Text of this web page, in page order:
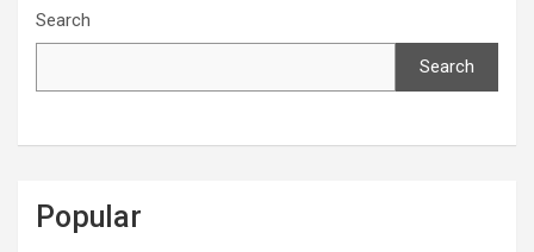
Search
Search
Popular